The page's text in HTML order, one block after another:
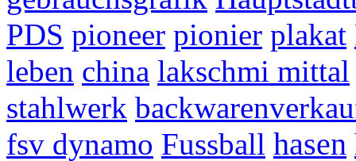
PDS pioneer pionier plakat
leben china lakschmi mittal
stahlwerk
fsv dynamo Fussball hasen